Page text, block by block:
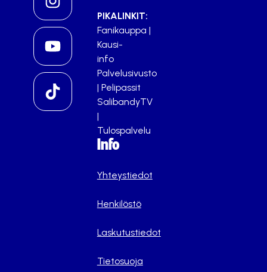
PIKALINKIT:
Fanikauppa |
Kausi-
info
Palvelusivusto
| Pelipassit
SalibandyTV
|
Tulospalvelu
Info
Yhteystiedot
Henkilöstö
Laskutustiedot
Tietosuoja